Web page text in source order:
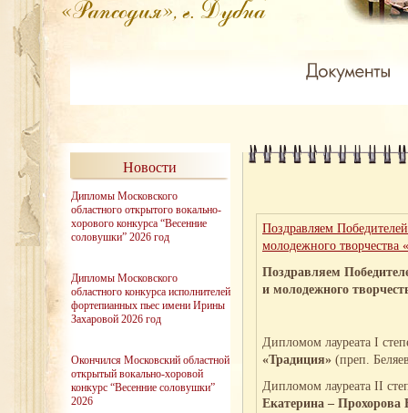
Новости
Дипломы Московского
областного открытого вокально-
хорового конкурса “Весенние
соловушки” 2026 год
Дипломы Московского
областного конкурса исполнителей
фортепианных пьес имени Ирины
Захаровой 2026 год
Окончился Московский областной
открытый вокально-хоровой
конкурс “Весенние соловушки”
2026
Поздравляем
молодежного творчества
Поздравляем
и молодежного
Дипломом лауреата I
«Традиция» (преп.
Дипломом лауреата II
Екатерина – Прохорова